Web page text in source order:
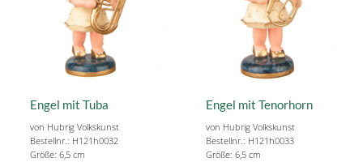
Engel mit Tuba
von Hubrig Volkskunst
Bestellnr.: H121h0032
Größe: 6,5 cm
Engel mit Tenorhorn
von Hubrig Volkskunst
Bestellnr.: H121h0033
Größe: 6,5 cm